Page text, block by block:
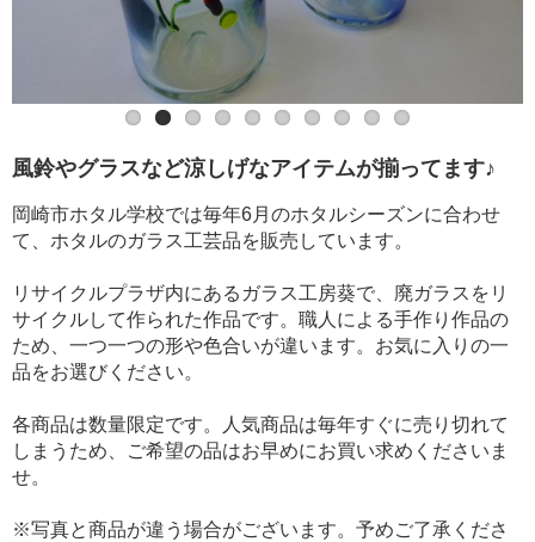
風鈴やグラスなど涼しげなアイテムが揃ってます♪
岡崎市ホタル学校では毎年6月のホタルシーズンに合わせ
て、ホタルのガラス工芸品を販売しています。
リサイクルプラザ内にあるガラス工房葵で、廃ガラスをリ
サイクルして作られた作品です。職人による手作り作品の
ため、一つ一つの形や色合いが違います。お気に入りの一
品をお選びください。
各商品は数量限定です。人気商品は毎年すぐに売り切れて
しまうため、ご希望の品はお早めにお買い求めくださいま
せ。
※写真と商品が違う場合がございます。予めご了承くださ